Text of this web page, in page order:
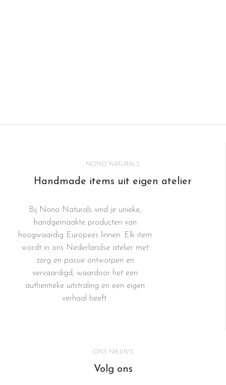
NONO NATURALS
Handmade items uit eigen atelier
Bij Nono Naturals vind je unieke,
handgemaakte producten van
hoogwaardig Europees linnen. Elk item
wordt in ons Nederlandse atelier met
zorg en passie ontworpen en
vervaardigd, waardoor het een
authentieke uitstraling en een eigen
verhaal heeft.
ONS NIEUWS
Volg ons